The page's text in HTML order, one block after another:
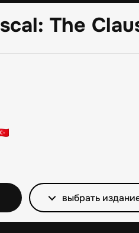
The
выбрать